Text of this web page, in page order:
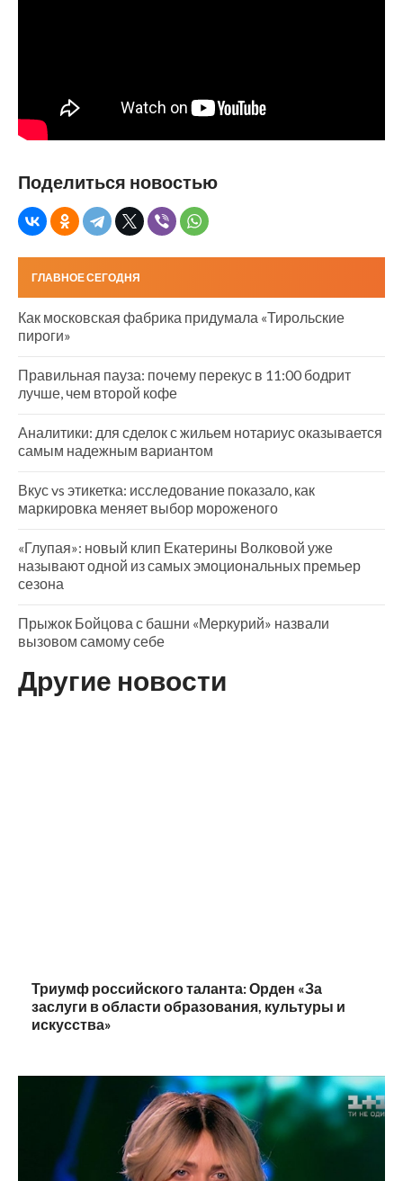
Поделиться новостью
ГЛАВНОЕ СЕГОДНЯ
Как московская фабрика придумала «Тирольские
пироги»
Правильная пауза: почему перекус в 11:00 бодрит
лучше, чем второй кофе
Аналитики: для сделок с жильем нотариус оказывается
самым надежным вариантом
Вкус vs этикетка: исследование показало, как
маркировка меняет выбор мороженого
«Глупая»: новый клип Екатерины Волковой уже
называют одной из самых эмоциональных премьер
сезона
Прыжок Бойцова с башни «Меркурий» назвали
вызовом самому себе
Другие новости
Триумф российского таланта: Орден «За
заслуги в области образования, культуры и
искусства»